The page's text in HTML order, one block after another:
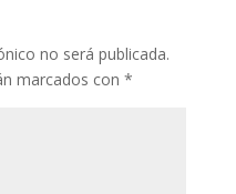
no será publicada.
marcados con *